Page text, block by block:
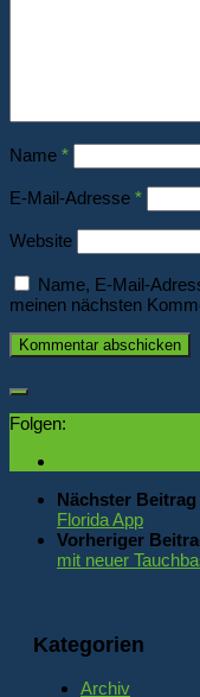
Name *
E-Mail-Adresse *
Website
Name, E-Mail-
meinen nächsten
Folgen:
Nächster Beitrag
Florida App
Vorheriger
mit neuer
Kategorien
Archiv